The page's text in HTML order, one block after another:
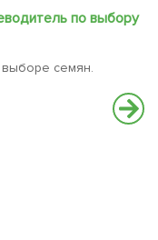
по выбору
семян.